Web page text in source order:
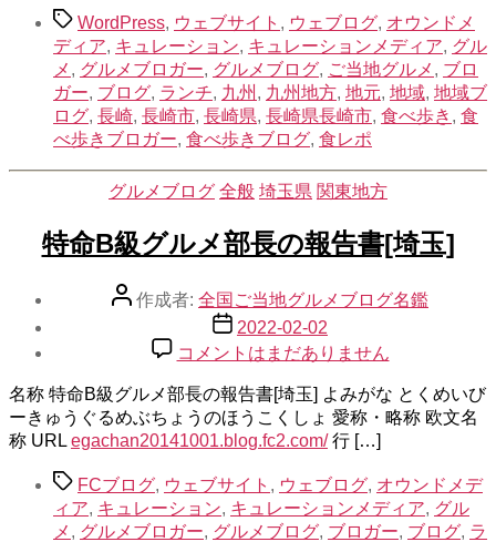
す
め.net
へ
の
タ
グ
WordPress, ウェブサイト , ウェブログ, オウンドメ
ディア, キュレーション, キュレーションメディア, グル
メ , グルメブロガー, グルメブログ, ご当地グルメ , ブロ
ガー, ブログ, ランチ, 九州 , 九州地方, 地元, 地域, 地域ブ
ログ, 長崎, 長崎市, 長崎県, 長崎県長崎市, 食べ歩き , 食
べ歩きブロガー, 食べ歩きブログ, 食レポ
カ
ゴ
リ
グルメブログ 全般 埼玉県 関東地方
特命B級グルメ部長の報告書[埼玉]
投 作成者: 全国ご当地グルメブログ名鑑
投
稿
2022-02-02
特
B
級
グ
メ
部
長
コメントはまだありません
名称 特命B級グルメ部長の報告書[埼玉] よみがな とくめいび
ーきゅうぐるめぶちょうのほうこくしょ 愛称・略称 欧文名
称 URL egachan20141001.blog.fc2.com/行 […]
タ
グ
FCブログ, ウェブサイト , ウェブログ, オウンドメデ
ィア, キュレーション, キュレーションメディア, グル
メ , グルメブロガー, グルメブログ, ブロガー, ブログ, ラ